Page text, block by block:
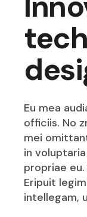
Eu mea
officiis. No
mei
in
propriae
Eripuit
intellegam,